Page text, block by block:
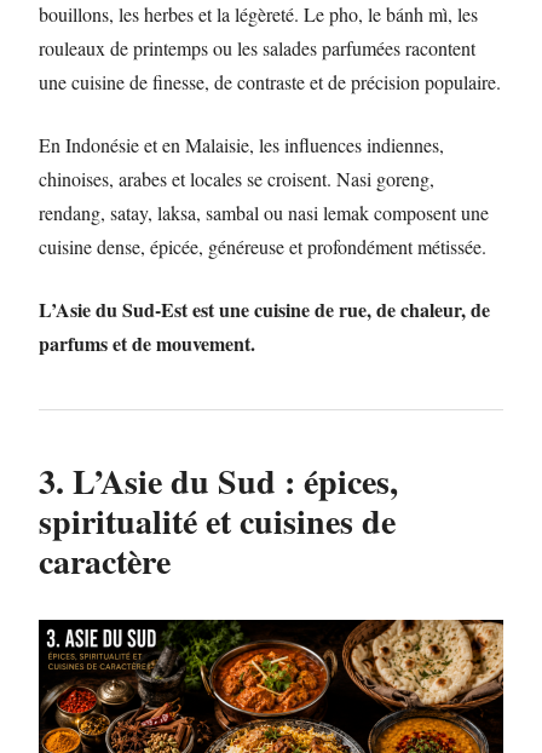
bouillons, les herbes et la légèreté. Le pho, le bánh mì, les
rouleaux de printemps ou les salades parfumées racontent
une cuisine de finesse, de contraste et de précision populaire.
En Indonésie et en Malaisie, les influences indiennes,
chinoises, arabes et locales se croisent. Nasi goreng,
rendang, satay, laksa, sambal ou nasi lemak composent une
cuisine dense, épicée, généreuse et profondément métissée.
L’Asie du Sud-Est est une cuisine de rue, de chaleur, de
parfums et de mouvement.
3. L’Asie du Sud : épices,
spiritualité et cuisines de
caractère